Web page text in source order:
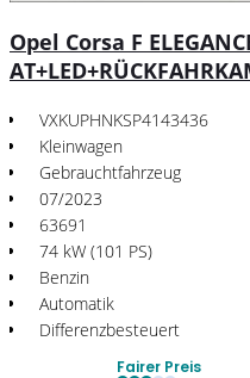
Opel Corsa F
VXKUPHNKSP4143436
Kleinwagen
Gebrauchtfahrzeug
07/2023
63691
74 kW (101 PS)
Benzin
Automatik
Differenzbesteuert
Fairer Preis